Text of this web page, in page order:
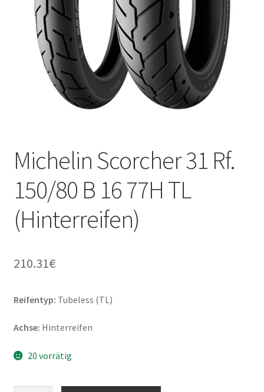
Michelin Scorcher 31 Rf.
150/80 B 16 77H TL
(Hinterreifen)
210.31€
Reifentyp: Tubeless (TL)
Achse: Hinterreifen
20 vorrätig